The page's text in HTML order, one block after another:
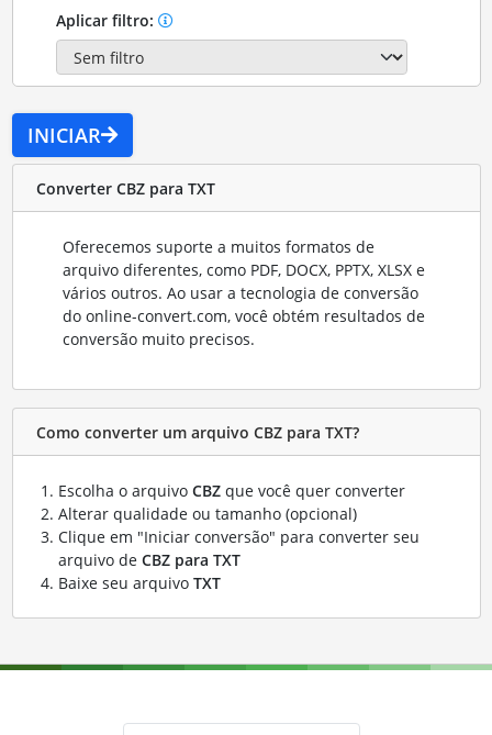
Aplicar filtro:
INICIAR
Converter CBZ para TXT
Oferecemos suporte a muitos formatos de
arquivo diferentes, como PDF, DOCX, PPTX, XLSX e
vários outros. Ao usar a tecnologia de conversão
do online-convert.com, você obtém resultados de
conversão muito precisos.
Como converter um arquivo CBZ para TXT?
Escolha o arquivo CBZque você quer converter
Alterar qualidade ou tamanho (opcional)
Clique em "Iniciar conversão" para converter seu
arquivo de CBZ para TXT
Baixe seu arquivo TXT